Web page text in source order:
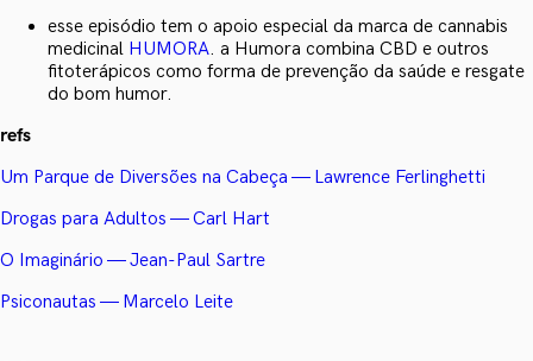
esse episódio tem o apoio especial da marca de cannabis
medicinal HUMORA. a Humora combina CBD e outros
fitoterápicos como forma de prevenção da saúde e resgate
do bom humor.
refs
Um Parque de Diversões na Cabeça — Lawrence Ferlinghetti
Drogas para Adultos — Carl Hart
O Imaginário — Jean-Paul Sartre
Psiconautas — Marcelo Leite